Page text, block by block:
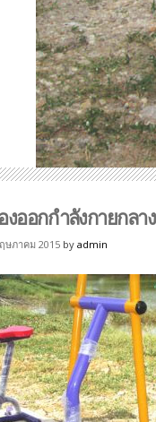
งออกกำลังกายกล
ษภาคม 2015 by admin